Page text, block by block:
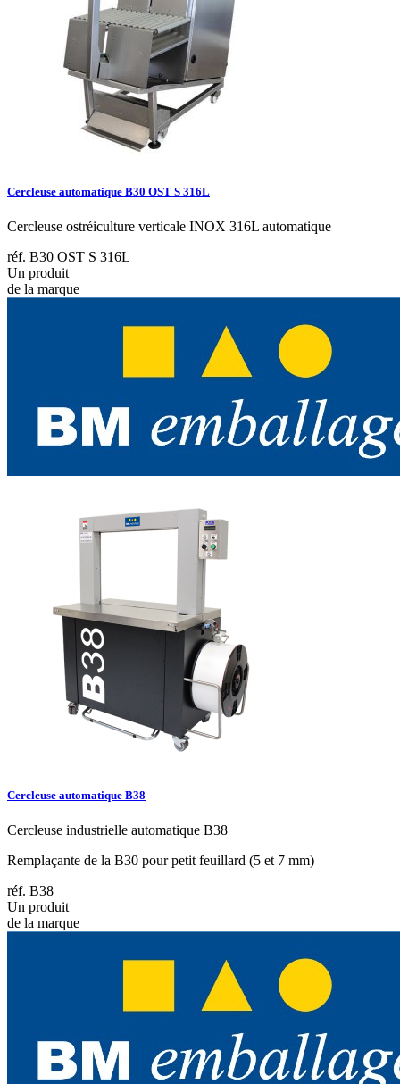
Cercleuse automatique B30 OST S 316L
Cercleuse ostréiculture verticale INOX 316L automatique
réf. B30 OST S 316L
Un produit
de la marque
Cercleuse automatique B38
Cercleuse industrielle automatique B38
Remplaçante de la B30 pour petit feuillard (5 et 7 mm)
réf. B38
Un produit
de la marque